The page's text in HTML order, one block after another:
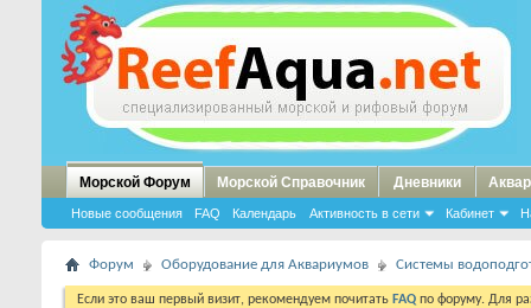
Морской Форум
Новые сообщения FAQ Календарь Активность в сети Кабинет
Морской Справочник Дневники
Форум Оборудование для Аквариумов Системы
Если это ваш первый визит, рекомендуем почитать FAQ по форуму. Для